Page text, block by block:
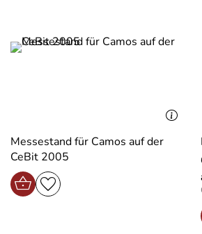
Messestand für Camos auf der
CeBit 2005